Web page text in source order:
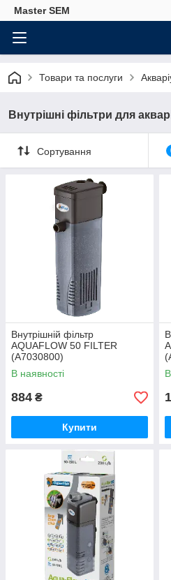
Master SEM
Товари та послуги
Внутрішні фільтри для
Сортування
Внутрішній фільтр
AQUAFLOW 50 FILTER
(A7030800)
В наявності
884 ₴
Купити